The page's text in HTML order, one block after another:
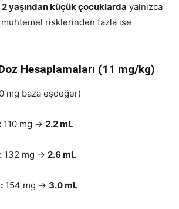
2 yaşından küçük çocuklarda yalnızca
muhtemel risklerinden fazla ise
Hesaplamaları (11 mg/kg)
mg baza eşdeğer)
110 mg → 2.2 mL
132 mg → 2.6 mL
154 mg → 3.0 mL